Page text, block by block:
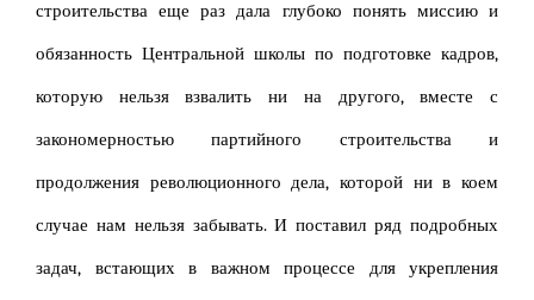
строительства еще раз дала глубоко понять миссию и
обязанность Центральной школы по подготовке кадров,
которую нельзя взвалить ни на другого, вместе с
закономерностью партийного строительства и
продолжения революционного дела, которой ни в коем
случае нам нельзя забывать. И поставил ряд подробных
задач, встающих в важном процессе для укрепления